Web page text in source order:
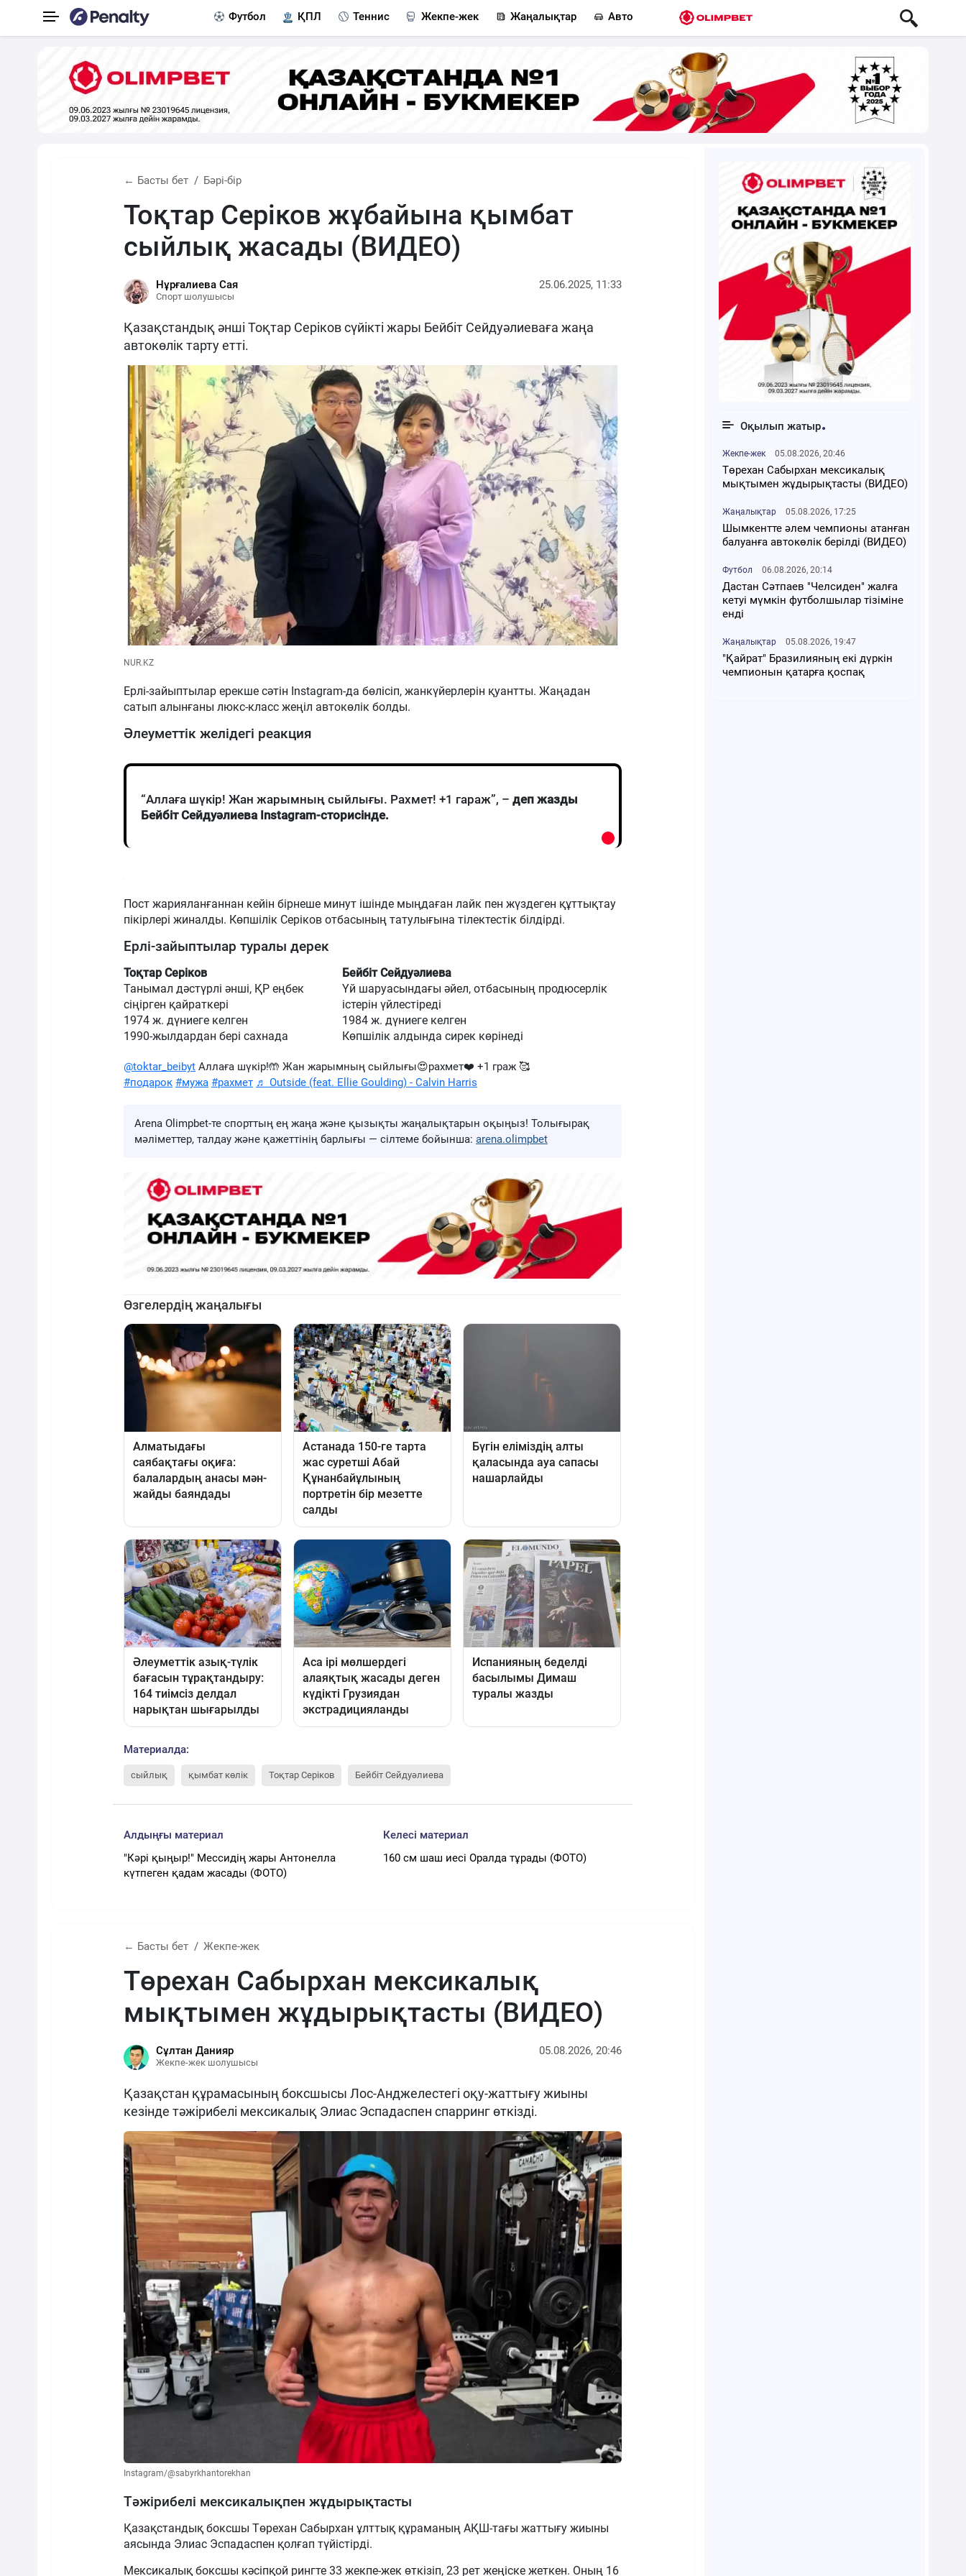
Футбол ҚПЛ Теннис Жекпе-жек Жаңалықтар Авто
← Басты бет Бәрі-бір
Тоқтар Серіков жұбайына қымбат
сыйлық жасады (ВИДЕО)
Нұрғалиева Сая
Спорт шолушысы
25.06.2025, 11:33
Қазақстандық әнші Тоқтар Серіков сүйікті жары Бейбіт Сейдуәлиеваға жаңа
автокөлік тарту етті.
NUR.KZ
Ерлі-зайыптылар ерекше сәтін Instagram-да бөлісіп, жанкүйерлерін қуантты. Жаңадан
сатып алынғаны люкс-класс жеңіл автокөлік болды.
Әлеуметтік желідегі реакция
“Аллаға шүкір! Жан жарымның сыйлығы. Рахмет! +1 гараж”, – деп жазды
Бейбіт Сейдуәлиева Instagram-сторисінде.
Пост жарияланғаннан кейін бірнеше минут ішінде мыңдаған лайк пен жүздеген құттықтау
пікірлері жиналды. Көпшілік Серіков отбасының татулығына тілектестік білдірді.
Ерлі-зайыптылар туралы дерек
Тоқтар Серіков
Бейбіт Сейдуәлиева
Танымал дәстүрлі әнші, ҚР еңбек
сіңірген қайраткері
Үй шаруасындағы әйел, отбасының продюсерлік
істерін үйлестіреді
1974 ж. дүниеге келген
1984 ж. дүниеге келген
1990-жылдардан бері сахнада
Көпшілік алдында сирек көрінеді
@toktar_beibyt Аллаға шүкір!🤲 Жан жарымның сыйлығы😍рахмет❤️ +1 граж 🥰
#подарок #мужа #рахмет ♬ Outside (feat. Ellie Goulding) - Calvin Harris
Arena Olimpbet-те спорттың ең жаңа және қызықты жаңалықтарын оқыңыз! Толығырақ
мәліметтер, талдау және қажеттінің барлығы — сілтеме бойынша: arena.olimpbet
Материалда:
сыйлық қымбат көлік Тоқтар Серіков Бейбіт Сейдуәлиева
Алдыңғы материал
"Кәрі қыңыр!" Мессидің жары Антонелла
күтпеген қадам жасады (ФОТО)
Келесі материал
160 см шаш иесі Оралда тұрады (ФОТО)
← Басты бет Жекпе-жек
Төрехан Сабырхан мексикалық
мықтымен жұдырықтасты (ВИДЕО)
Сұлтан Данияр
Жекпе-жек шолушысы
05.08.2026, 20:46
Қазақстан құрамасының боксшысы Лос-Анджелестегі оқу-жаттығу жиыны
кезінде тәжірибелі мексикалық Элиас Эспадаспен спарринг өткізді.
Instagram/@sabyrkhantorekhan
Тәжірибелі мексикалықпен жұдырықтасты
Қазақстандық боксшы Төрехан Сабырхан ұлттық құраманың АҚШ-тағы жаттығу жиыны
аясында Элиас Эспадаспен қолғап түйістірді.
Мексикалық боксшы кәсіпқой рингте 33 жекпе-жек өткізіп, 23 рет жеңіске жеткен. Оның 16
Оқылып жатыр
Жекпе-жек 05.08.2026, 20:46
Төрехан Сабырхан мексикалық
мықтымен жұдырықтасты (ВИДЕО)
Жаңалықтар 05.08.2026, 17:25
Шымкентте әлем чемпионы атанған
балуанға автокөлік берілді (ВИДЕО)
Футбол 06.08.2026, 20:14
Дастан Сәтпаев "Челсиден" жалға
кетуі мүмкін футболшылар тізіміне
енді
Жаңалықтар 05.08.2026, 19:47
"Қайрат" Бразилияның екі дүркін
чемпионын қатарға қоспақ